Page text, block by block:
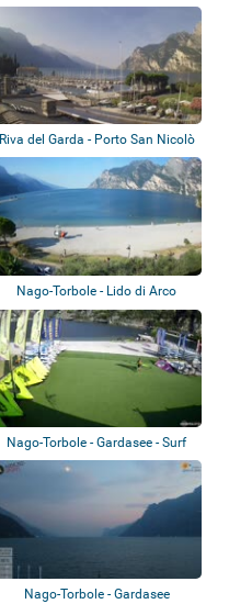
Riva del Garda - Porto San Nicolò
Nago-Torbole - Lido di Arco
Nago-Torbole - Gardasee - Surf
Segnana
Nago-Torbole - Gardasee